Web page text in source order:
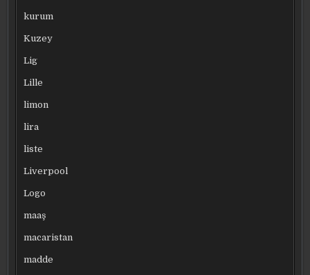
kurum
Kuzey
Lig
Lille
limon
lira
liste
Liverpool
Logo
maaş
macaristan
madde